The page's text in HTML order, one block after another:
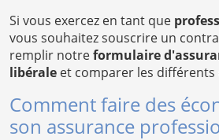
Si vous exercez en tant que
vous souhaitez souscrire un
remplir notreformulaire
libérale et comparer les différents
Comment faire des
son assurance